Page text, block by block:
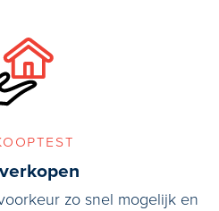
zo snel mogelijk en